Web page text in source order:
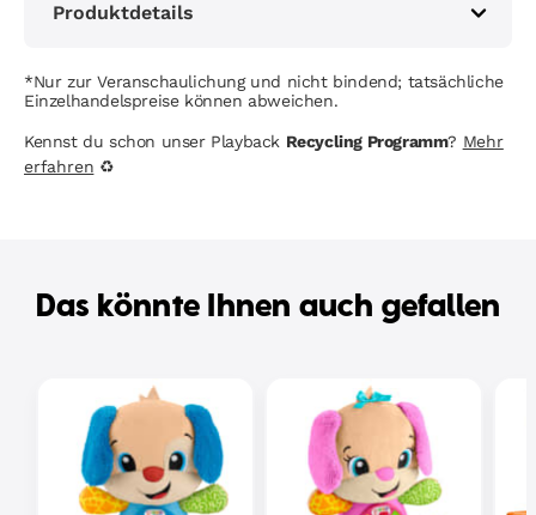
Produktdetails
*Nur zur Veranschaulichung und nicht bindend; tatsächliche
Einzelhandelspreise können abweichen.
Kennst du schon unser Playback Recycling Programm? Mehr
erfahren ♻
Das könnte Ihnen auch gefallen